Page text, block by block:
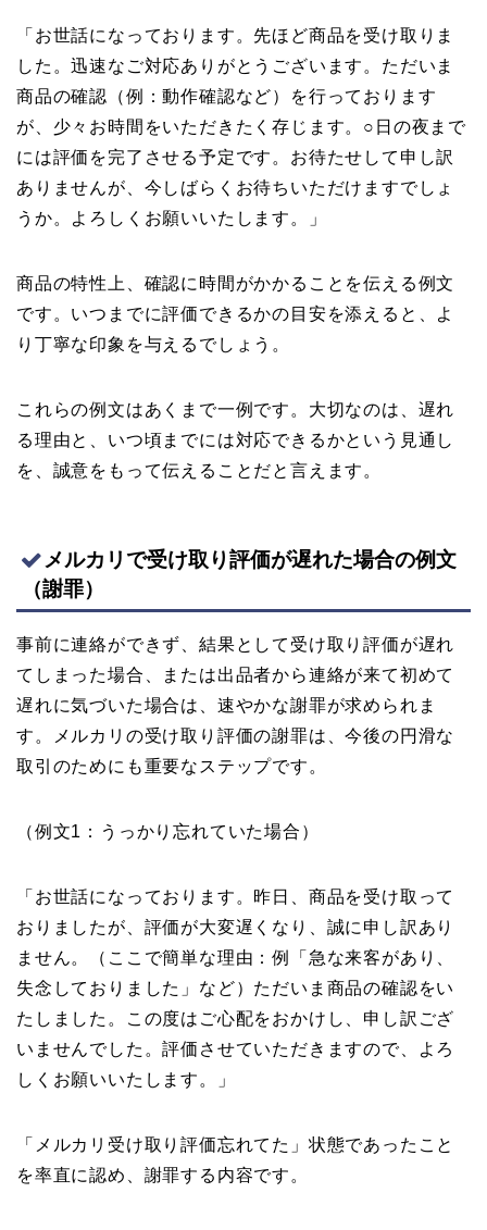
「お世話になっております。先ほど商品を受け取りま
した。迅速なご対応ありがとうございます。ただいま
商品の確認（例：動作確認など）を行っております
が、少々お時間をいただきたく存じます。○日の夜まで
には評価を完了させる予定です。お待たせして申し訳
ありませんが、今しばらくお待ちいただけますでしょ
うか。よろしくお願いいたします。」
商品の特性上、確認に時間がかかることを伝える例文
です。いつまでに評価できるかの目安を添えると、よ
り丁寧な印象を与えるでしょう。
これらの例文はあくまで一例です。大切なのは、遅れ
る理由と、いつ頃までには対応できるかという見通し
を、誠意をもって伝えることだと言えます。
メルカリで受け取り評価が遅れた場合の例文
（謝罪）
事前に連絡ができず、結果として受け取り評価が遅れ
てしまった場合、または出品者から連絡が来て初めて
遅れに気づいた場合は、速やかな謝罪が求められま
す。メルカリの受け取り評価の謝罪は、今後の円滑な
取引のためにも重要なステップです。
（例文1：うっかり忘れていた場合）
「お世話になっております。昨日、商品を受け取って
おりましたが、評価が大変遅くなり、誠に申し訳あり
ません。（ここで簡単な理由：例「急な来客があり、
失念しておりました」など）ただいま商品の確認をい
たしました。この度はご心配をおかけし、申し訳ござ
いませんでした。評価させていただきますので、よろ
しくお願いいたします。」
「メルカリ受け取り評価忘れてた」状態であったこと
を率直に認め、謝罪する内容です。